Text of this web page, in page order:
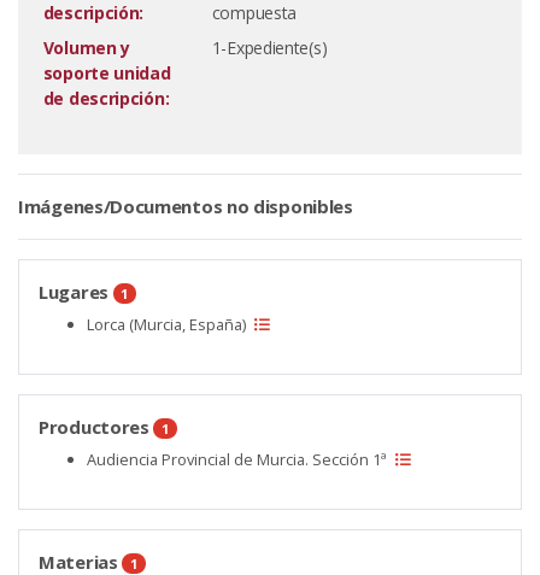
descripción:
compuesta
Volumen y
soporte unidad
de descripción:
1-Expediente(s)
Imágenes/Documentos no disponibles
Lugares 1
Lorca (Murcia, España)
Productores 1
Audiencia Provincial de Murcia. Sección 1ª
Materias 1